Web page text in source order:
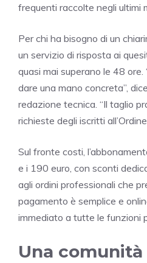
frequenti raccolte negli ultimi
Per chi ha bisogno di un
un servizio di risposta ai
quasi mai superano le 48
dare una mano concreta”,
redazione tecnica. “Il taglio
richieste degli iscritti
Sul fronte costi,
e i 190 euro, con sconti
agli ordini professionali che
pagamento è semplice e
immediato a tutte le funzioni
Una